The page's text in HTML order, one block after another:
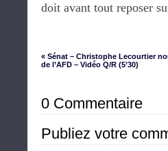
doit avant tout reposer
« Sénat – Christophe Lecourtier
de l’AFD – Vidéo Q/R (5’30)
0 Commentaire
Publiez votre